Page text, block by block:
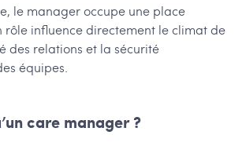
le manager occupe une place
rôle influence directement le climat de
des relations et la sécurité
équipes.
care manager ?